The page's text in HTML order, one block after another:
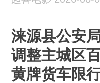
涞源县公安
调整主城区
黄牌货车限